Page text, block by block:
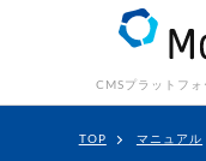
CMSプラットフ
TOP マニュアル